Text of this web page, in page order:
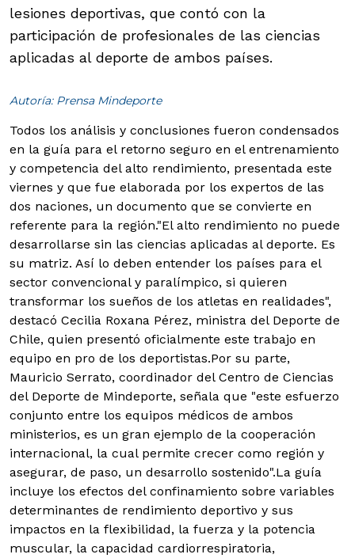
lesiones deportivas, que contó con la
participación de profesionales de las ciencias
aplicadas al deporte de ambos países.
Autoría: Prensa Mindeporte
Todos los análisis y conclusiones fueron condensados
en la guía para el retorno seguro en el entrenamiento
y competencia del alto rendimiento, presentada este
viernes y que fue elaborada por los expertos de las
dos naciones, un documento que se convierte en
referente para la región."El alto rendimiento no puede
desarrollarse sin las ciencias aplicadas al deporte. Es
su matriz. Así lo deben entender los países para el
sector convencional y paralímpico, si quieren
transformar los sueños de los atletas en realidades",
destacó Cecilia Roxana Pérez, ministra del Deporte de
Chile, quien presentó oficialmente este trabajo en
equipo en pro de los deportistas.Por su parte,
Mauricio Serrato, coordinador del Centro de Ciencias
del Deporte de Mindeporte, señala que "este esfuerzo
conjunto entre los equipos médicos de ambos
ministerios, es un gran ejemplo de la cooperación
internacional, la cual permite crecer como región y
asegurar, de paso, un desarrollo sostenido".La guía
incluye los efectos del confinamiento sobre variables
determinantes de rendimiento deportivo y sus
impactos en la flexibilidad, la fuerza y la potencia
muscular, la capacidad cardiorrespiratoria,